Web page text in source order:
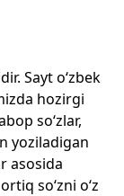
Sayt o‘zbek
hozirgi
so‘zlar,
yoziladigan
asosida
so‘zni o‘z